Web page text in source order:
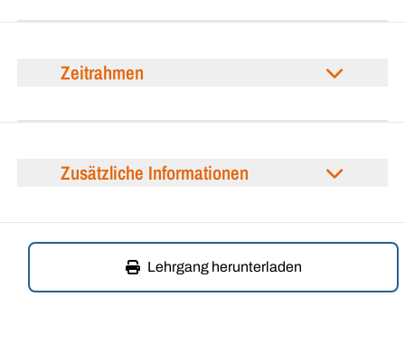
Zeitrahmen
Zusätzliche Informationen
Lehrgang herunterladen